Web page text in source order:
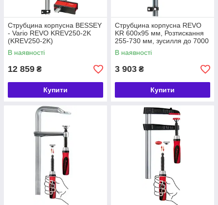
Струбцина корпусна BESSEY
- Vario REVO KREV250-2K
(KREV250-2K)
В наявності
12 859 ₴
Купити
Струбцина корпусна REVO
KR 600х95 мм, Розтискання
255-730 мм, зусилля до 7000
Н, 2.40 кг. BESSEY (БЕСЕЙ)
В наявності
3 903 ₴
Купити